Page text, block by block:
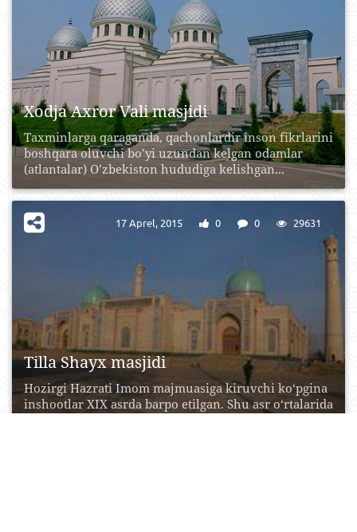
Xodja Axror Vali masjidi
Taxminlarga qaraganda, qachonlardir inson fikrlarini
boshqara oluvchi bo’yi uzundan kelgan odamlar
(atlantalar) O’zbekiston hududiga kelishgan...
Tilla Shayx masjidi
Hozirgi Hazrati Imom majmuasiga kiruvchi ko‘pgina
inshootlar XIX asrda barpo etilgan. Shu asr o‘rtalarida
17 Aprel, 2015 0 0 29631